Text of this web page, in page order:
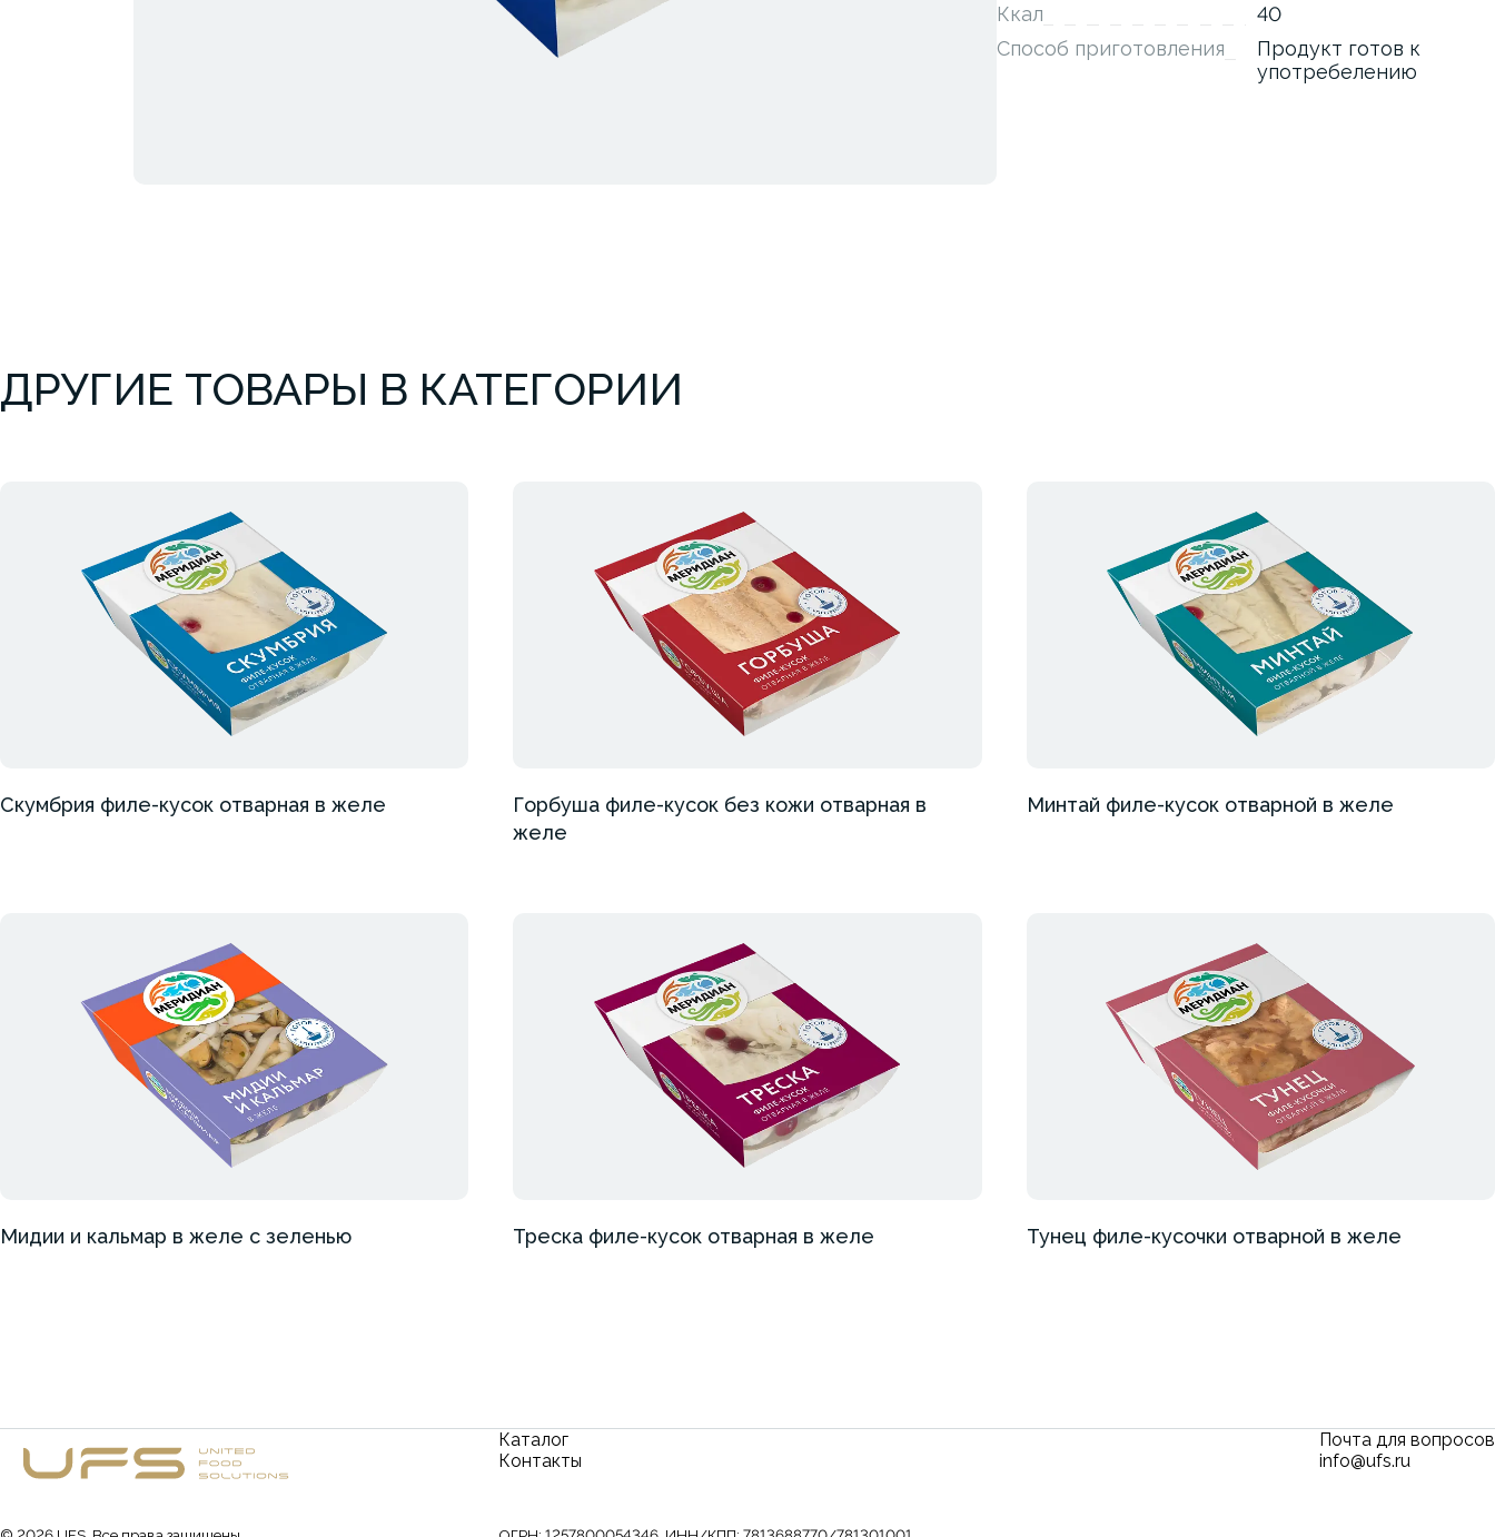
Ккал
40
Способ приготовления
Продукт готов к
употребелению
ДРУГИЕ ТОВАРЫ В КАТЕГОРИИ
Скумбрия филе-кусок отварная в желе
Горбуша филе-кусок без кожи отварная в
желе
Минтай филе-кусок отварной в желе
Мидии и кальмар в желе с зеленью Треска филе-кусок отварная в желе Тунец филе-кусочки отварной в желе
Каталог
Контакты
Почта для вопросов
info@ufs.ru